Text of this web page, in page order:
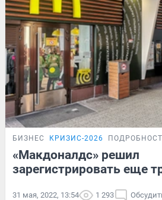
БИЗНЕС КРИЗИС-2026
«Макдоналдс» решил
зарегистрировать еще
31 мая, 2022, 13:54 1 293